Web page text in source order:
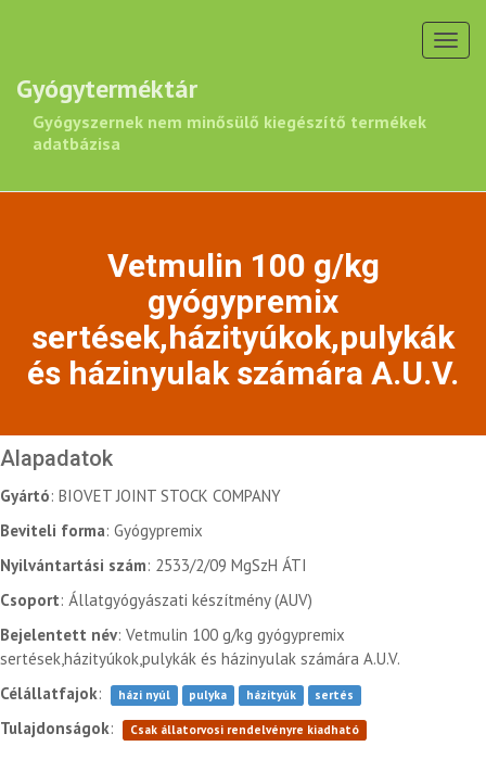
Gyógyterméktár
Gyógyszernek nem minősülő kiegészítő termékek
adatbázisa
Vetmulin 100 g/kg
gyógypremix
sertések,házityúkok,pulykák
és házinyulak számára A.U.V.
Alapadatok
Gyártó: BIOVET JOINT STOCK COMPANY
Beviteli forma: Gyógypremix
Nyilvántartási szám: 2533/2/09 MgSzH ÁTI
Csoport: Állatgyógyászati készítmény (AUV)
Bejelentett név: Vetmulin 100 g/kg gyógypremix
sertések,házityúkok,pulykák és házinyulak számára A.U.V.
Célállatfajok: házi nyúl pulyka házityúk sertés
Tulajdonságok: Csak állatorvosi rendelvényre kiadható